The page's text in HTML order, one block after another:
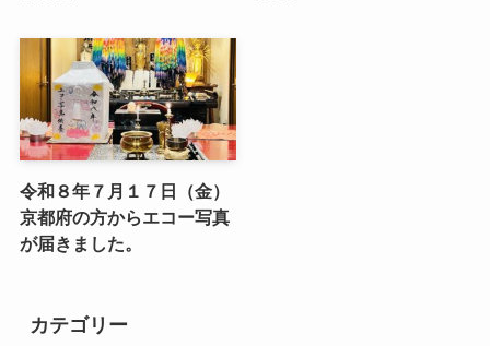
令和８年７月１７日（金）
京都府の方からエコー写真
が届きました。
カテゴリー